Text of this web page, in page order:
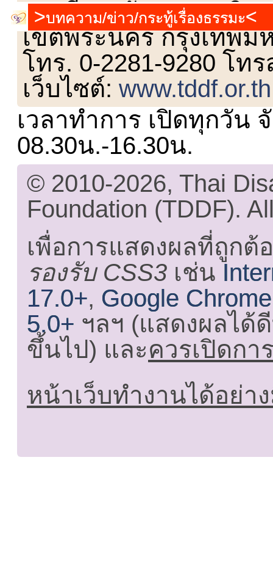
บทความ/ข่าว/กระทู้เรื่องธรรมะ
เลขที่ 23 ชั้น 2 ถนนวิ
เขตพระนคร กรุงเทพม
โทร. 0-2281-9280 โท
เว็บไซต์:www.tddf.or.th
เวลาทำการ เปิดทุกวัน
08.30น.-16.30น.
© 2010-2026, Thai
Foundation (TDDF).
เพื่อการแสดงผลที่ถูกต้
รองรับ CSS3 เช่น
17.0+, Google
5.0+ ฯลฯ (แสดงผลได้
ขึ้นไป) และควรเปิดกา
หน้าเว็บทำงานได้อย่า